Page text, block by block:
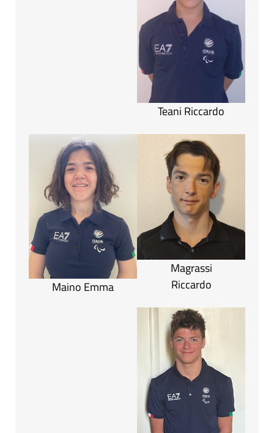
Teani Riccardo
Maino Emma
Magrassi
Riccardo